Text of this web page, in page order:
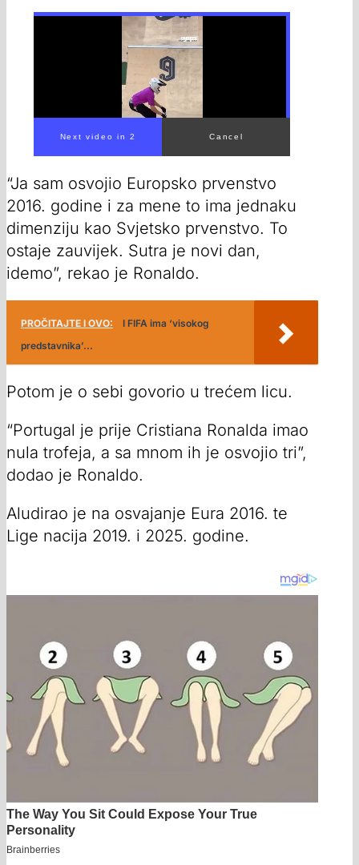
“Ja sam osvojio Europsko prvenstvo
2016. godine i za mene to ima jednaku
dimenziju kao Svjetsko prvenstvo. To
ostaje zauvijek. Sutra je novi dan,
idemo”, rekao je Ronaldo.
PROČITAJTE I OVO:
I FIFA ima ‘visokog
predstavnika’...
Potom je o sebi govorio u trećem licu.
“Portugal je prije Cristiana Ronalda imao
nula trofeja, a sa mnom ih je osvojio tri”,
dodao je Ronaldo.
Aludirao je na osvajanje Eura 2016. te
Lige nacija 2019. i 2025. godine.